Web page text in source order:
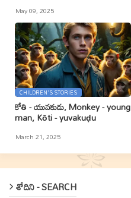
May 09, 2025
CHILDREN'S STORIES
కోతి - యువకుడు, Monkey - young
man, Kōti - yuvakuḍu
March 21, 2025
శోదిని - SEARCH